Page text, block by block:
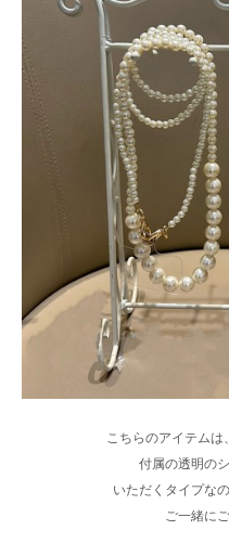
こちらのアイテムは
付属の透明の
いただくタイプな
ご一緒に